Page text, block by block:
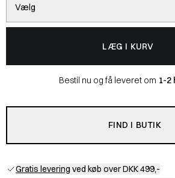
Vælg
LÆG I KURV
Bestil nu og få leveret om 1-2
FIND I BUTIK
Gratis levering ved køb over DKK 499,-